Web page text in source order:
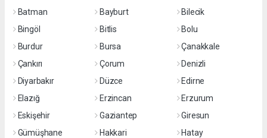
Batman
Bayburt
Bilecik
Bingöl
Bitlis
Bolu
Burdur
Bursa
Çanakkale
Çankırı
Çorum
Denizli
Diyarbakır
Düzce
Edirne
Elazığ
Erzincan
Erzurum
Eskişehir
Gaziantep
Giresun
Gümüşhane
Hakkari
Hatay